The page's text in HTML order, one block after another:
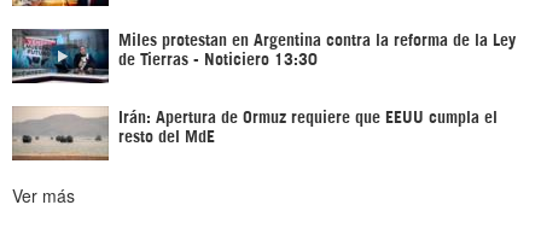
Miles protestan en Argentina contra la reforma de la Ley
de Tierras - Noticiero 13:30
Irán: Apertura de Ormuz requiere que EEUU cumpla el
resto del MdE
Ver más